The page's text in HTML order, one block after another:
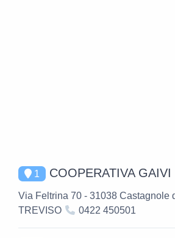
1 COOPERATIVA GAIVI
Via Feltrina 70 - 31038 Castagnole
TREVISO
0422 450501